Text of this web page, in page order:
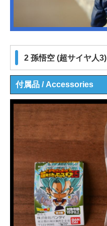
2 孫悟空 (超サイヤ人3)
付属品 / Accessories